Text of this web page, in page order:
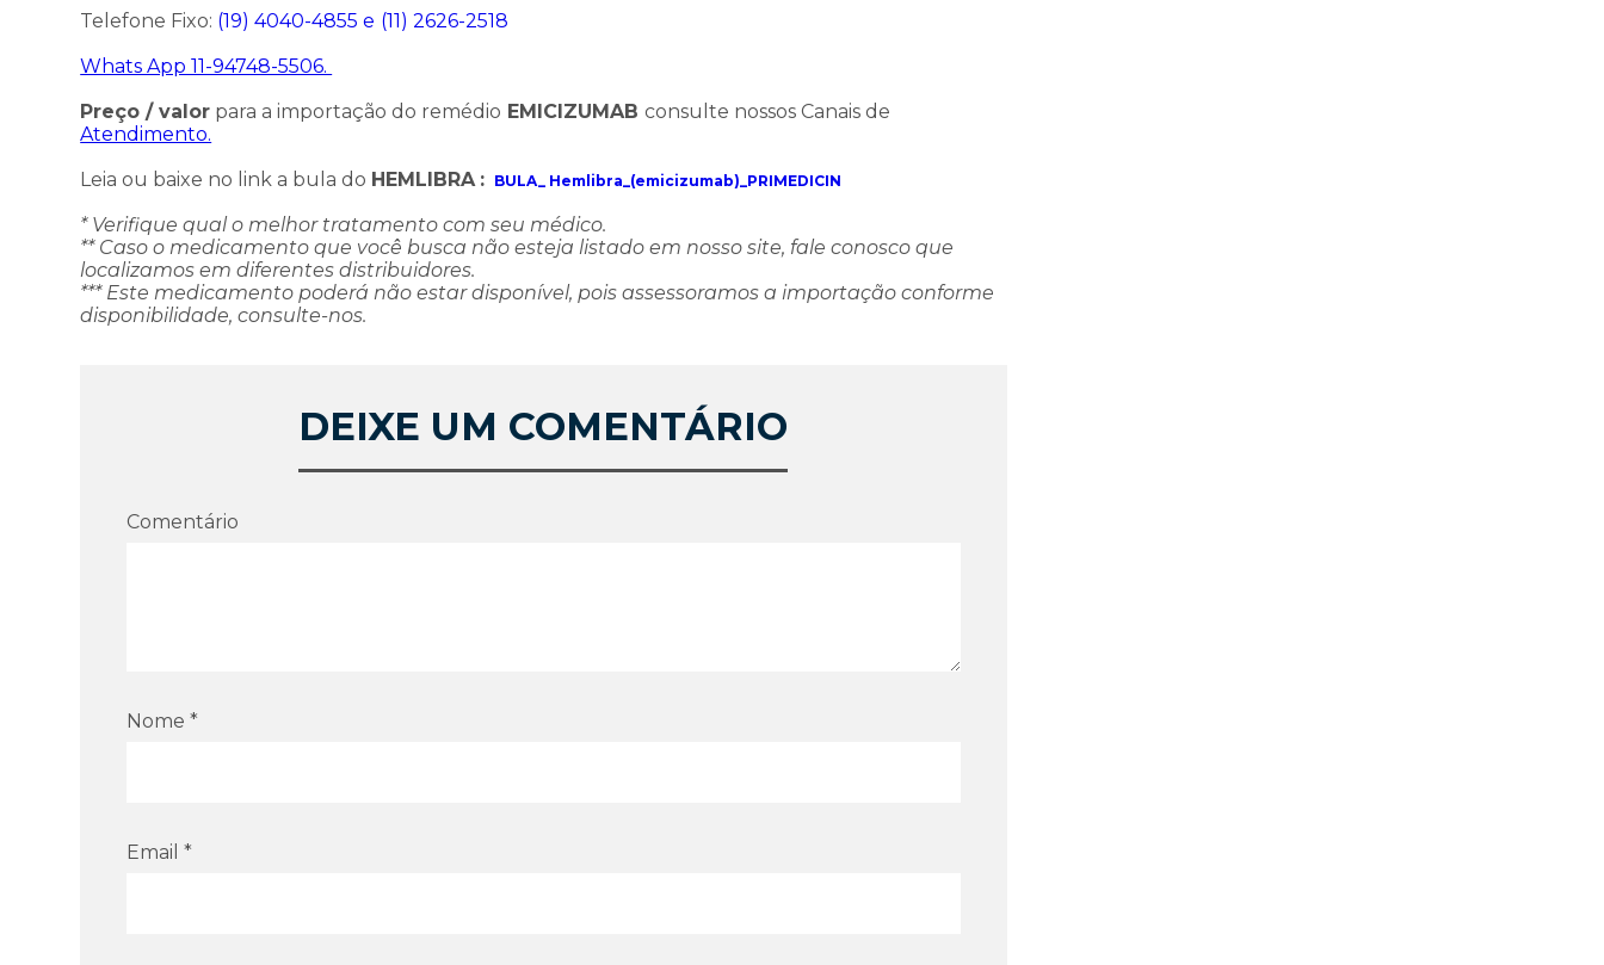
Telefone Fixo: (19) 4040-4855 e (11) 2626-2518
Whats App 11-94748-5506.
Preço / valor para a importação do remédio EMICIZUMABconsulte nossos Canais de
Atendimento.
Leia ou baixe no link a bula do HEMLIBRA : BULA_ Hemlibra_(emicizumab)_PRIMEDICIN
* Verifique qual o melhor tratamento com seu médico.
** Caso o medicamento que você busca não esteja listado em nosso site, fale conosco que
localizamos em diferentes distribuidores.
*** Este medicamento poderá não estar disponível, pois assessoramos a importação conforme
disponibilidade, consulte-nos.
DEIXE UM COMENTÁRIO
Comentário
Nome *
Email *